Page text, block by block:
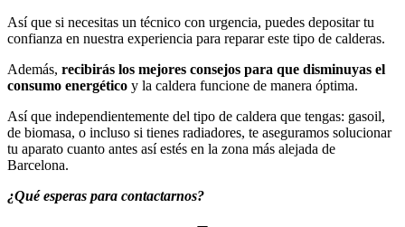
Así que si necesitas un técnico con urgencia, puedes depositar tu
confianza en nuestra experiencia para reparar este tipo de calderas.
Además, recibirás los mejores consejos para que disminuyas el
consumo energético y la caldera funcione de manera óptima.
Así que independientemente del tipo de caldera que tengas: gasoil,
de biomasa, o incluso si tienes radiadores, te aseguramos solucionar
tu aparato cuanto antes así estés en la zona más alejada de
Barcelona.
¿Qué esperas para contactarnos?